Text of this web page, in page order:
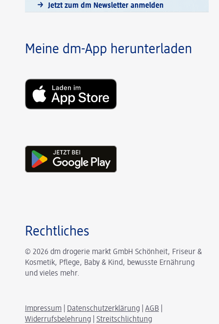
Jetzt zum dm Newsletter anmelden
Meine dm-App herunterladen
Rechtliches
© 2026 dm drogerie markt GmbH Schönheit, Friseur &
Kosmetik, Pflege, Baby & Kind, bewusste Ernährung
und vieles mehr.
Impressum Datenschutzerklärung AGB
Widerrufsbelehrung
Streitschlichtung